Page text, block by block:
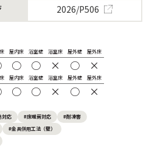
2026/P506
屋内床
○
浴室壁
○
浴室床
×
屋外壁
○
屋外床
×
屋内床
○
浴室壁
○
浴室床
×
屋外壁
○
屋外床
×
対応 #床暖房対応
#耐凍害
#金具併用工法（壁）